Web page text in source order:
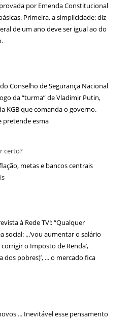
por Emenda Constitucional
Primeira, a simplicidade: diz
de um ano deve ser igual ao do
Conselho de Segurança Nacional
da “turma” de Vladimir Putin,
KGB que comanda o governo.
pretende esma
certo?
metas e bancos centrais
à Rede TV!: “Qualquer
social: ...‘vou aumentar o salário
corrigir o Imposto de Renda’,
dos pobres)’, ... o mercado fica
... Inevitável esse pensamento